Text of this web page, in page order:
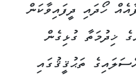
ހޯދައި ދީފައިވާކަން
ޚިދުމަތާ ގުޅިގެން
ތަޙުޤީޤުގައި